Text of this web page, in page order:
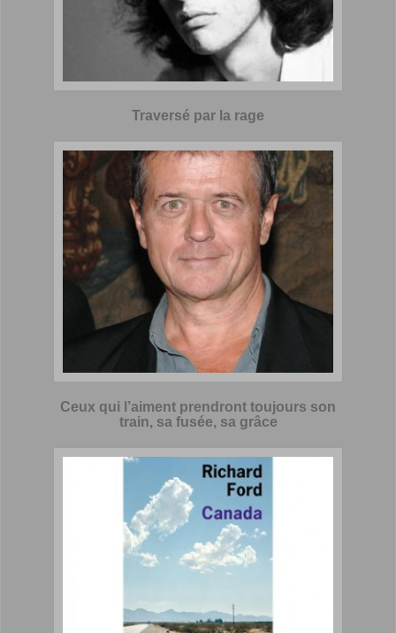
Traversé par la rage
Ceux qui l’aiment prendront toujours son
train, sa fusée, sa grâce